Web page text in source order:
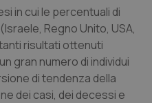
in cui le percentuali di
Regno Unito, USA,
risultati ottenuti
gran numero di individui
di tendenza della
dei casi, dei decessi e